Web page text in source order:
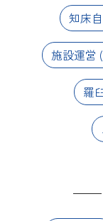
知床
施設運営
羅